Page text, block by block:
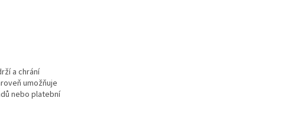
a chrání
umožňuje
nebo platební